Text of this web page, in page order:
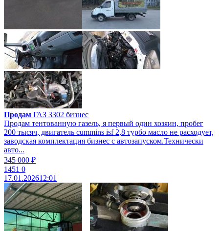
Продам ГАЗ 3302 бизнес
Продам тентованную газель, я первый один хозяин, пробег
200 тысяч, двигатель cummins isf 2,8 турбо масло не расходует,
заводская комплектация бизнес с автозапуском.Технически
авто...
345 000 ₽
1451 0
17.01.202612:01